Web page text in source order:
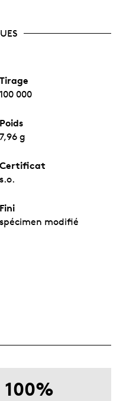
Tirage
100 000
Poids
7,96 g
Certificat
s.o.
Fini
spécimen modifié
100%